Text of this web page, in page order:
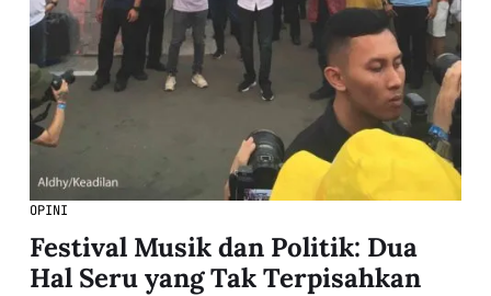
OPINI
Festival Musik dan Politik: Dua
Hal Seru yang Tak Terpisahkan